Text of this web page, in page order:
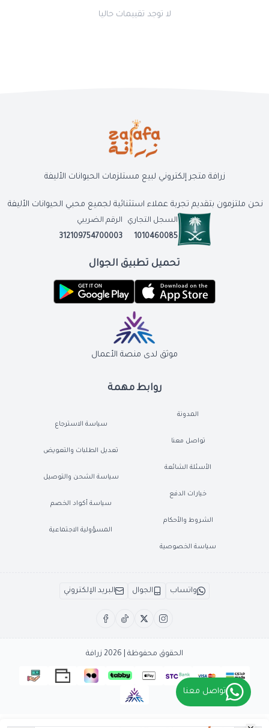
لا توجد تقييمات حاليا
روابط مهمة
المدونة
تواصل معنا
الأسئلة الشائعة
خيارات الدفع
الشروط والأحكام
سياسة الخصوصية
سياسة الاسترجاع
تعديل الطلبات والتعويض
سياسة الشحن والتوصيل
سياسة أكواد الخصم
المسؤولية الاجتماعية
زرافة متجر إلكتروني لبيع مستلزمات الحيوانات الأليفة
نحن ملتزمون بتقديم تجربة عملاء استثنائية لجميع محبي الحيوانات الأليفة
السجل التجاري
1010460085
الرقم الضريبي
312109754700003
تحميل تطبيق الجوال
موثق لدى منصة الأعمال
واتساب الجوال البريد الإلكتروني
الحقوق محفوظة | 2026 زرافة
تواصل معنا